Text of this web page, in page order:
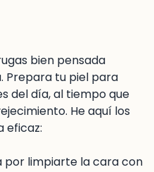
bien pensada
Prepara tu piel para
del día, al tiempo que
He aquí los
eficaz:
por limpiarte la cara con